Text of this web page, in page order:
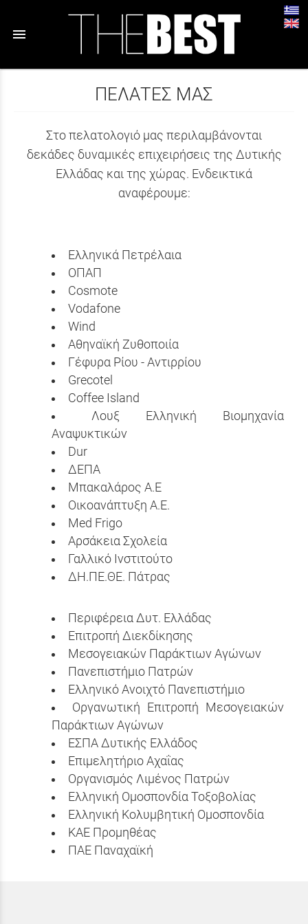
menu
ΠΕΛΑΤΕΣ ΜΑΣ
Στο πελατολογιό µας περιλαµβάνονται
δεκάδες δυναµικές επιχειρήσεις της Δυτικής
Ελλάδας και της χώρας. Ενδεικτικά
αναφέρουµε:
Ελληνικά Πετρέλαια
ΟΠΑΠ
Cosmote
Vodafone
Wind
Αθηναϊκή Ζυθοποιία
Γέφυρα Ρίου - Αντιρρίου
Grecotel
Coffee Island
Λουξ Ελληνική Βιομηχανία
Αναψυκτικών
Dur
ΔΕΠΑ
Μπακαλάρος Α.Ε
Οικοανάπτυξη Α.Ε.
Med Frigo
Αρσάκεια Σχολεία
Γαλλικό Ινστιτούτο
ΔΗ.ΠΕ.ΘΕ. Πάτρας
Περιφέρεια Δυτ. Ελλάδας
Επιτροπή Διεκδίκησης
Μεσογειακών Παράκτιων Αγώνων
Πανεπιστήμιο Πατρών
Ελληνικό Ανοιχτό Πανεπιστήμιο
Οργανωτική Επιτροπή Μεσογειακών
Παράκτιων Αγώνων
ΕΣΠΑ Δυτικής Ελλάδος
Επιμελητήριο Αχαΐας
Οργανισμός Λιμένος Πατρών
Ελληνική Ομοσπονδία Τοξοβολίας
Ελληνική Κολυμβητική Ομοσπονδία
ΚΑΕ Προμηθέας
ΠΑΕ Παναχαϊκή